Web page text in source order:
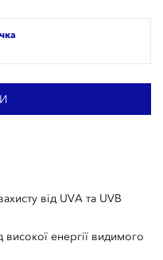
від UVA та UVB
енергії видимого